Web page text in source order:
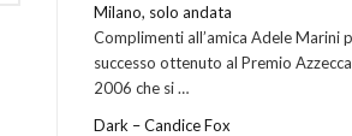
Milano, solo andata
Complimenti all’amica Adele Marini
successo ottenuto al Premio
2006 che si …
Dark – Candice Fox